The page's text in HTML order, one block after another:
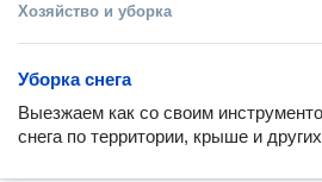
Хозяйство и уборка
Уборка снега
Выезжаем как со своим
снега по территории, крыше и